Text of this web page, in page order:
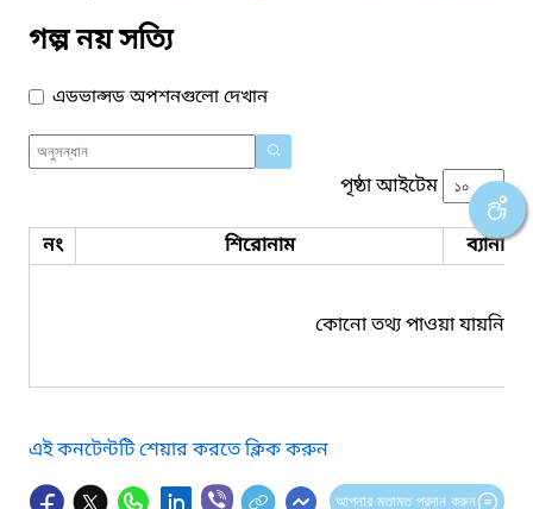
গল্প নয় সত্যি
এডভান্সড অপশনগুলো দেখান
পৃষ্ঠা আইটেম
নং শিরোনাম ব্যানার
কোনো তথ্য পাওয়া যায়নি।
এই কনটেন্টটি শেয়ার করতে ক্লিক করুন
আপনার মতামত প্রদান করুন